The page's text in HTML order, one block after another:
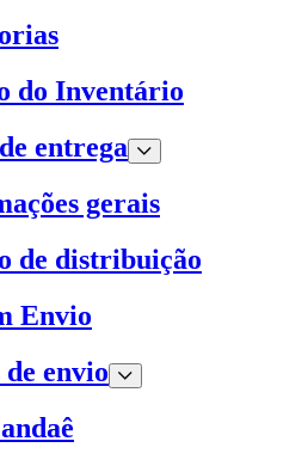
do Inventário
entrega
gerais
de distribuição
Envio
envio